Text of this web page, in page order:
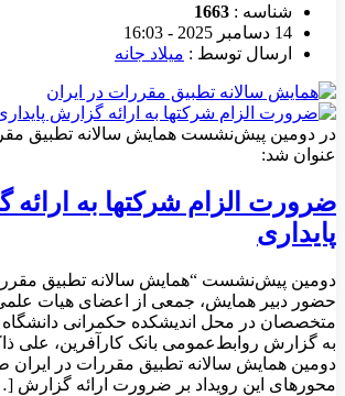
شناسه : 1663
14 دسامبر 2025 - 16:03
ارسال توسط : میلاد جانه
در دومین پیش‌نشست همایش سالانه تطبیق
عنوان شد:
ضرورت الزام شرکتها به
پایداری
دومین پیش‌نشست “همایش سالانه تطبیق
حضور دبیر همایش، جمعی از اعضای هیات
متخصصان در محل اندیشکده حکمرانی دانشگاه
به گزارش روابط‌عمومی بانک کارآفرین، علی
دومین همایش سالانه تطبیق مقررات در ایران
محورهای این رویداد بر ضرورت ارائه گزارش